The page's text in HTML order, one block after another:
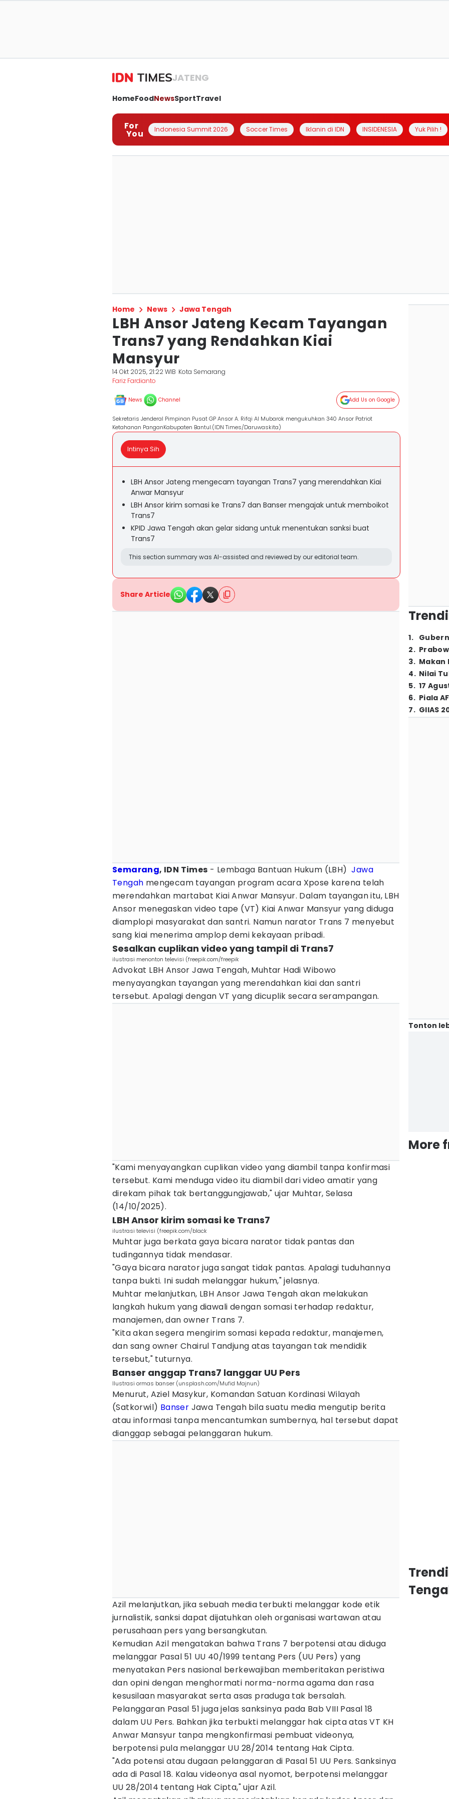
JATENG
HomeFoodNewsSportTravel
For
You Indonesia Summit 2026 Soccer Times Iklanin di IDN INSIDENESIA Yuk Pilih !
Home News Jawa Tengah
LBH Ansor Jateng Kecam Tayangan
Trans7 yang Rendahkan Kiai
Mansyur
14 Okt 2025, 21:22 WIB Kota Semarang
Fariz Fardianto
News Channel Add Us on Google
Sekretaris Jenderal Pimpinan Pusat GP Ansor A. Rifqi Al Mubarok mengukuhkan 340 Ansor Patriot
Ketahanan PanganKabupaten Bantul.(IDN Times/Daruwaskita)
Intinya Sih
LBH Ansor Jateng mengecam tayangan Trans7 yang merendahkan Kiai
Anwar Mansyur
LBH Ansor kirim somasi ke Trans7 dan Banser mengajak untuk memboikot
Trans7
KPID Jawa Tengah akan gelar sidang untuk menentukan sanksi buat
Trans7
This section summary was AI-assisted and reviewed by our editorial team.
Share Article
Semarang, IDN Times - Lembaga Bantuan Hukum (LBH)Jawa
Tengah mengecam tayangan program acara Xpose karena telah
merendahkan martabat Kiai Anwar Mansyur. Dalam tayangan itu, LBH
Ansor menegaskan video tape (VT) Kiai Anwar Mansyur yang diduga
diamplopi masyarakat dan santri. Namun narator Trans 7 menyebut
sang kiai menerima amplop demi kekayaan pribadi.
Sesalkan cuplikan video yang tampil di Trans7
ilustrasi menonton televisi (freepik.com/freepik
Advokat LBH Ansor Jawa Tengah, Muhtar Hadi Wibowo
menyayangkan tayangan yang merendahkan kiai dan santri
tersebut. Apalagi dengan VT yang dicuplik secara serampangan.
"Kami menyayangkan cuplikan video yang diambil tanpa konfirmasi
tersebut. Kami menduga video itu diambil dari video amatir yang
direkam pihak tak bertanggungjawab," ujar Muhtar, Selasa
(14/10/2025).
LBH Ansor kirim somasi ke Trans7
ilustrasi televisi (freepik.com/black
Muhtar juga berkata gaya bicara narator tidak pantas dan
tudingannya tidak mendasar.
"Gaya bicara narator juga sangat tidak pantas. Apalagi tuduhannya
tanpa bukti. Ini sudah melanggar hukum," jelasnya.
Muhtar melanjutkan, LBH Ansor Jawa Tengah akan melakukan
langkah hukum yang diawali dengan somasi terhadap redaktur,
manajemen, dan owner Trans 7.
"Kita akan segera mengirim somasi kepada redaktur, manajemen,
dan sang owner Chairul Tandjung atas tayangan tak mendidik
tersebut," tuturnya.
Banser anggap Trans7 langgar UU Pers
Ilustrasi ormas banser (unsplash.com/Mufid Majnun)
Menurut, Aziel Masykur, Komandan Satuan Kordinasi Wilayah
(Satkorwil) Banser Jawa Tengah bila suatu media mengutip berita
atau informasi tanpa mencantumkan sumbernya, hal tersebut dapat
dianggap sebagai pelanggaran hukum.
Azil melanjutkan, jika sebuah media terbukti melanggar kode etik
jurnalistik, sanksi dapat dijatuhkan oleh organisasi wartawan atau
perusahaan pers yang bersangkutan.
Kemudian Azil mengatakan bahwa Trans 7 berpotensi atau diduga
melanggar Pasal 51 UU 40/1999 tentang Pers (UU Pers) yang
menyatakan Pers nasional berkewajiban memberitakan peristiwa
dan opini dengan menghormati norma-norma agama dan rasa
kesusilaan masyarakat serta asas praduga tak bersalah.
Pelanggaran Pasal 51 juga jelas sanksinya pada Bab VIII Pasal 18
dalam UU Pers. Bahkan jika terbukti melanggar hak cipta atas VT KH
Anwar Mansyur tanpa mengkonfirmasi pembuat videonya,
berpotensi pula melanggar UU 28/2014 tentang Hak Cipta.
"Ada potensi atau dugaan pelanggaran di Pasal 51 UU Pers. Sanksinya
ada di Pasal 18. Kalau videonya asal nyomot, berpotensi melanggar
UU 28/2014 tentang Hak Cipta," ujar Azil.
1.
2.
3. Makan
4. Nilai
5. 17
6. Piala
7. GIIAS
Tonton
More